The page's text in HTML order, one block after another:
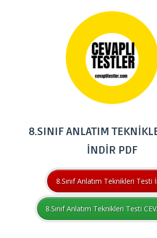
8.SINIF ANLATIM
İNDİR PDF
8.Sınıf Anlatım Teknikleri Testi
8.Sınıf Anlatım Teknikleri Testi